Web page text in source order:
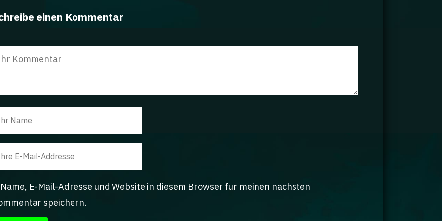
einen Kommentar
Name, E-Mail-Adresse und Website in diesem Browser für meinen nächsten
speichern.